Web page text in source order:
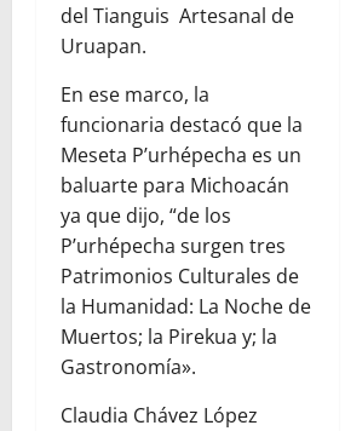
del Tianguis Artesanal de
Uruapan.
En ese marco, la
funcionaria destacó que la
Meseta P’urhépecha es un
baluarte para Michoacán
ya que dijo, “de los
P’urhépecha surgen tres
Patrimonios Culturales de
la Humanidad: La Noche de
Muertos; la Pirekua y; la
Gastronomía».
Claudia Chávez López